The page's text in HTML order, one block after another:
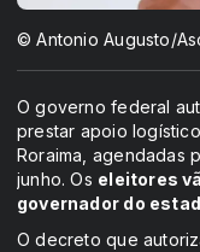
© Antonio Augusto/
O governo federal
prestar apoio
Roraima, agendadas
junho. Os eleitores
governador do
O decreto que